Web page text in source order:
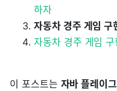
하자
자동차 경주 게임
자동차 경주 게임
이 포스트는 자바 플레이